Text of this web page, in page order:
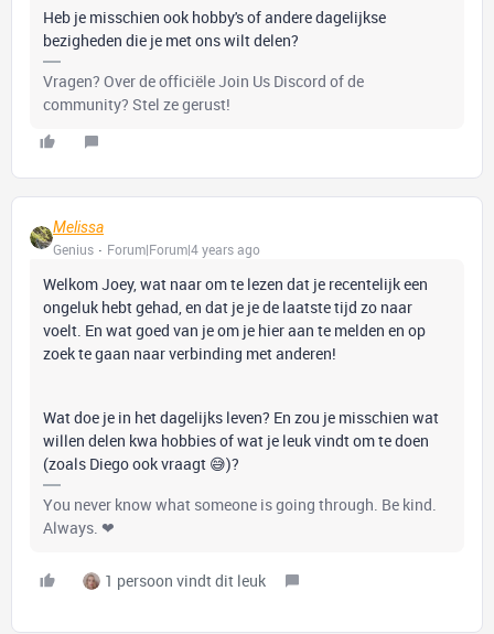
Heb je misschien ook hobby's of andere dagelijkse
bezigheden die je met ons wilt delen?
Vragen? Over de officiële Join Us Discord of de
community? Stel ze gerust!
Melissa
Genius
Forum|Forum|4 years ago
Welkom Joey, wat naar om te lezen dat je recentelijk een
ongeluk hebt gehad, en dat je je de laatste tijd zo naar
voelt. En wat goed van je om je hier aan te melden en op
zoek te gaan naar verbinding met anderen!
Wat doe je in het dagelijks leven? En zou je misschien wat
willen delen kwa hobbies of wat je leuk vindt om te doen
(zoals Diego ook vraagt 😅)?
You never know what someone is going through. Be kind.
Always. ❤
1 persoon vindt dit leuk